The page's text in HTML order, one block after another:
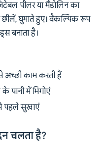
पीलर या मैंडोलिन का
घुमाते हुए। वैकल्पिक रूप
बनाता है।
अच्छी काम करती हैं
पानी में भिगोएं
पहले सुखाएं
चलता है?